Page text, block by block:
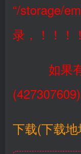
“/storage/
录，！！！！
如果有
(427307609)
下载(下载地